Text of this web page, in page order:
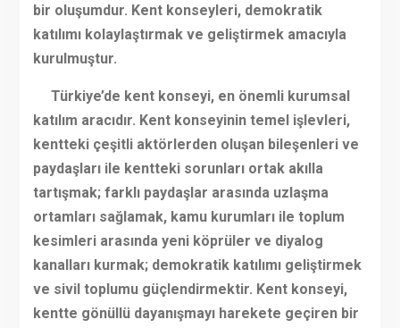
bir oluşumdur. Kent konseyleri, demokratik
katılımı kolaylaştırmak ve geliştirmek amacıyla
kurulmuştur.
Türkiye’de kent konseyi, en önemli kurumsal
katılım aracıdır. Kent konseyinin temel işlevleri,
kentteki çeşitli aktörlerden oluşan bileşenleri ve
paydaşları ile kentteki sorunları ortak akılla
tartışmak; farklı paydaşlar arasında uzlaşma
ortamları sağlamak, kamu kurumları ile toplum
kesimleri arasında yeni köprüler ve diyalog
kanalları kurmak; demokratik katılımı geliştirmek
ve sivil toplumu güçlendirmektir. Kent konseyi,
kentte gönüllü dayanışmayı harekete geçiren bir